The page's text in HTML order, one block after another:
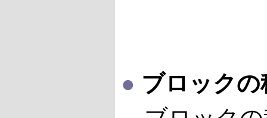
● ブロックの